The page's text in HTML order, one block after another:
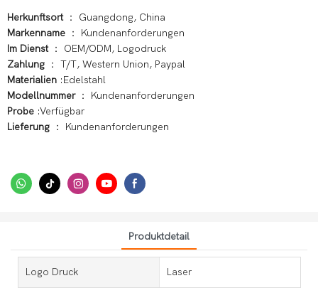
Herkunftsort ： Guangdong, China
Markenname ： Kundenanforderungen
Im Dienst ： OEM/ODM, Logodruck
Zahlung ： T/T, Western Union, Paypal
Materialien :Edelstahl
Modellnummer ： Kundenanforderungen
Probe :Verfügbar
Lieferung ： Kundenanforderungen
Produktdetail
Logo Druck Laser